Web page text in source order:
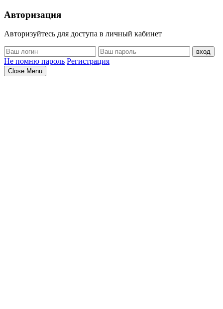
Авторизация
Авторизуйтесь для доступа в личный кабинет
вход
Не помню пароль Регистрация
Close Menu